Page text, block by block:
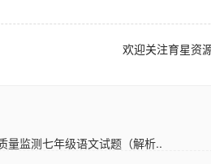
欢迎关注育星资
量监测七年级语文试题（解析..